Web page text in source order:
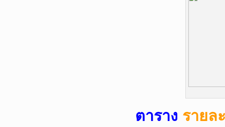
ตาราง รายล